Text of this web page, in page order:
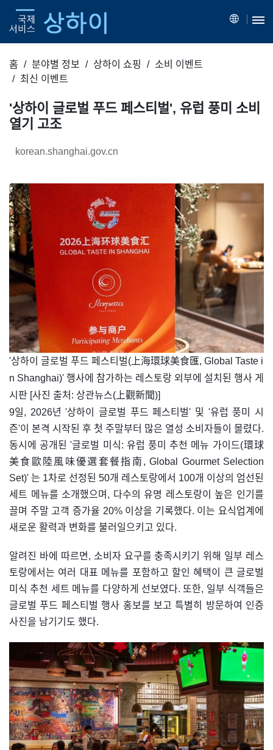
홈 분야별 정보 상하이 쇼핑
소비 이벤트
최신 이벤트
'상하이 글로벌 푸드 페스티벌', 유럽 풍미 소비
열기 고조
korean.shanghai.gov.cn
​'상하이 글로벌 푸드 페스티벌(上海環球美食匯, Global Taste i
n Shanghai)' 행사에 참가하는 레스토랑 외부에 설치된 행사 게
시판 [사진 출처: 상관뉴스(上觀新聞)]
9일, 2026년 '상하이 글로벌 푸드 페스티벌' 및 '유럽 풍미 시
즌'이 본격 시작된 후 첫 주말부터 많은 열성 소비자들이 몰렸다.
동시에 공개된 '글로벌 미식: 유럽 풍미 추천 메뉴 가이드(環球
美食歐陸風味優選套餐指南, Global Gourmet Selection
Set)' 는 1차로 선정된 50개 레스토랑에서 100개 이상의 엄선된
세트 메뉴를 소개했으며, 다수의 유명 레스토랑이 높은 인기를
끌며 주말 고객 증가율 20% 이상을 기록했다. 이는 요식업계에
새로운 활력과 변화를 불러일으키고 있다.
알려진 바에 따르면, 소비자 요구를 충족시키기 위해 일부 레스
토랑에서는 여러 대표 메뉴를 포함하고 할인 혜택이 큰 글로벌
미식 추천 세트 메뉴를 다양하게 선보였다. 또한, 일부 식객들은
글로벌 푸드 페스티벌 행사 홍보를 보고 특별히 방문하여 인증
사진을 남기기도 했다.